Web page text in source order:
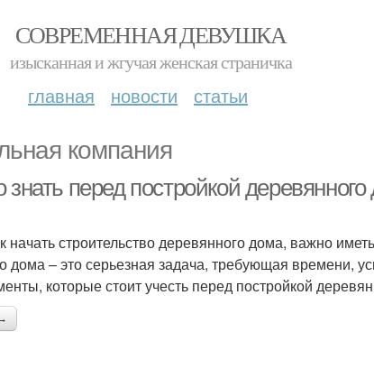
СОВРЕМЕННАЯ ДЕВУШКА
изысканная и жгучая женская страничка
главная новости статьи
компания
знать перед постройкой
начать строительство деревянного дома, важно
дома – это серьезная задача, требующая времени,
которые стоит учесть перед постройкой